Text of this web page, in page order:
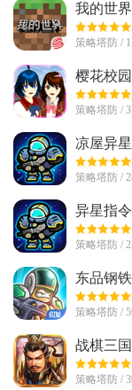
我的世
策略塔防 /
樱花校
策略塔防 /
凉屋异
文最新版
策略塔防 /
异星指
新版
策略塔防 /
东品钢
策略塔防 /
战棋三
策略塔防 /